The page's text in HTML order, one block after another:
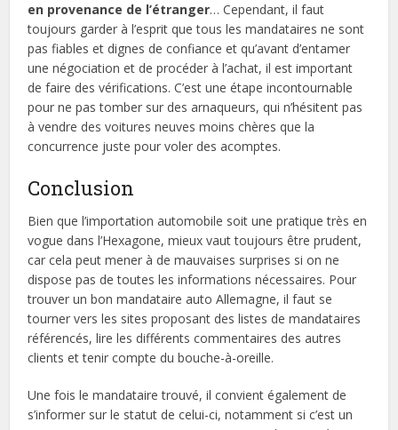
en provenance de l’étranger… Cependant, il faut
toujours garder à l’esprit que tous les mandataires ne sont
pas fiables et dignes de confiance et qu’avant d’entamer
une négociation et de procéder à l’achat, il est important
de faire des vérifications. C’est une étape incontournable
pour ne pas tomber sur des arnaqueurs, qui n’hésitent pas
à vendre des voitures neuves moins chères que la
concurrence juste pour voler des acomptes.
Conclusion
Bien que l’importation automobile soit une pratique très en
vogue dans l’Hexagone, mieux vaut toujours être prudent,
car cela peut mener à de mauvaises surprises si on ne
dispose pas de toutes les informations nécessaires. Pour
trouver un bon mandataire auto Allemagne, il faut se
tourner vers les sites proposant des listes de mandataires
référencés, lire les différents commentaires des autres
clients et tenir compte du bouche-à-oreille.
Une fois le mandataire trouvé, il convient également de
s’informer sur le statut de celui-ci, notamment si c’est un